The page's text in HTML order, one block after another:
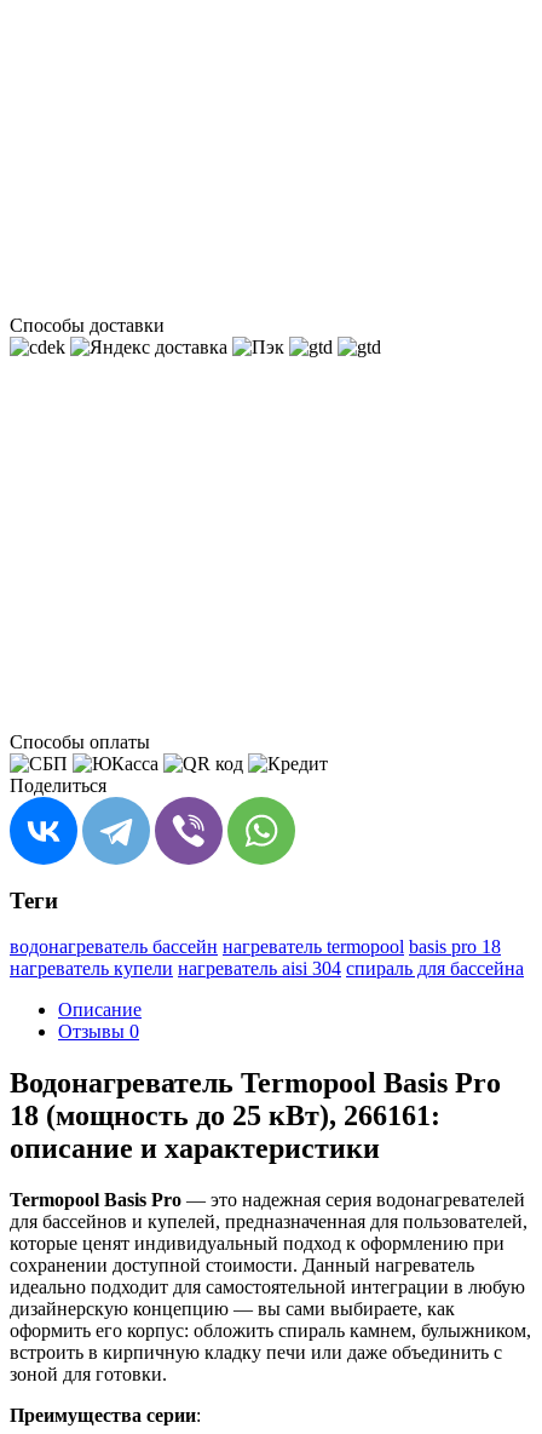
Способы доставки
Способы оплаты
Поделиться
Теги
водонагреватель бассейн нагреватель termopool basis pro 18
нагреватель купели нагреватель aisi 304 спираль для бассейна
Описание
Отзывы 0
Водонагреватель Termopool Basis Pro
18 (мощность до 25 кВт), 266161:
описание и характеристики
Termopool Basis Pro — это надежная серия водонагревателей
для бассейнов и купелей, предназначенная для пользователей,
которые ценят индивидуальный подход к оформлению при
сохранении доступной стоимости. Данный нагреватель
идеально подходит для самостоятельной интеграции в любую
дизайнерскую концепцию — вы сами выбираете, как
оформить его корпус: обложить спираль камнем, булыжником,
встроить в кирпичную кладку печи или даже объединить с
зоной для готовки.
Преимущества серии: